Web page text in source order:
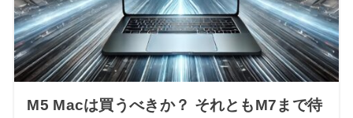
M5 Macは買うべきか？ それともM7まで待